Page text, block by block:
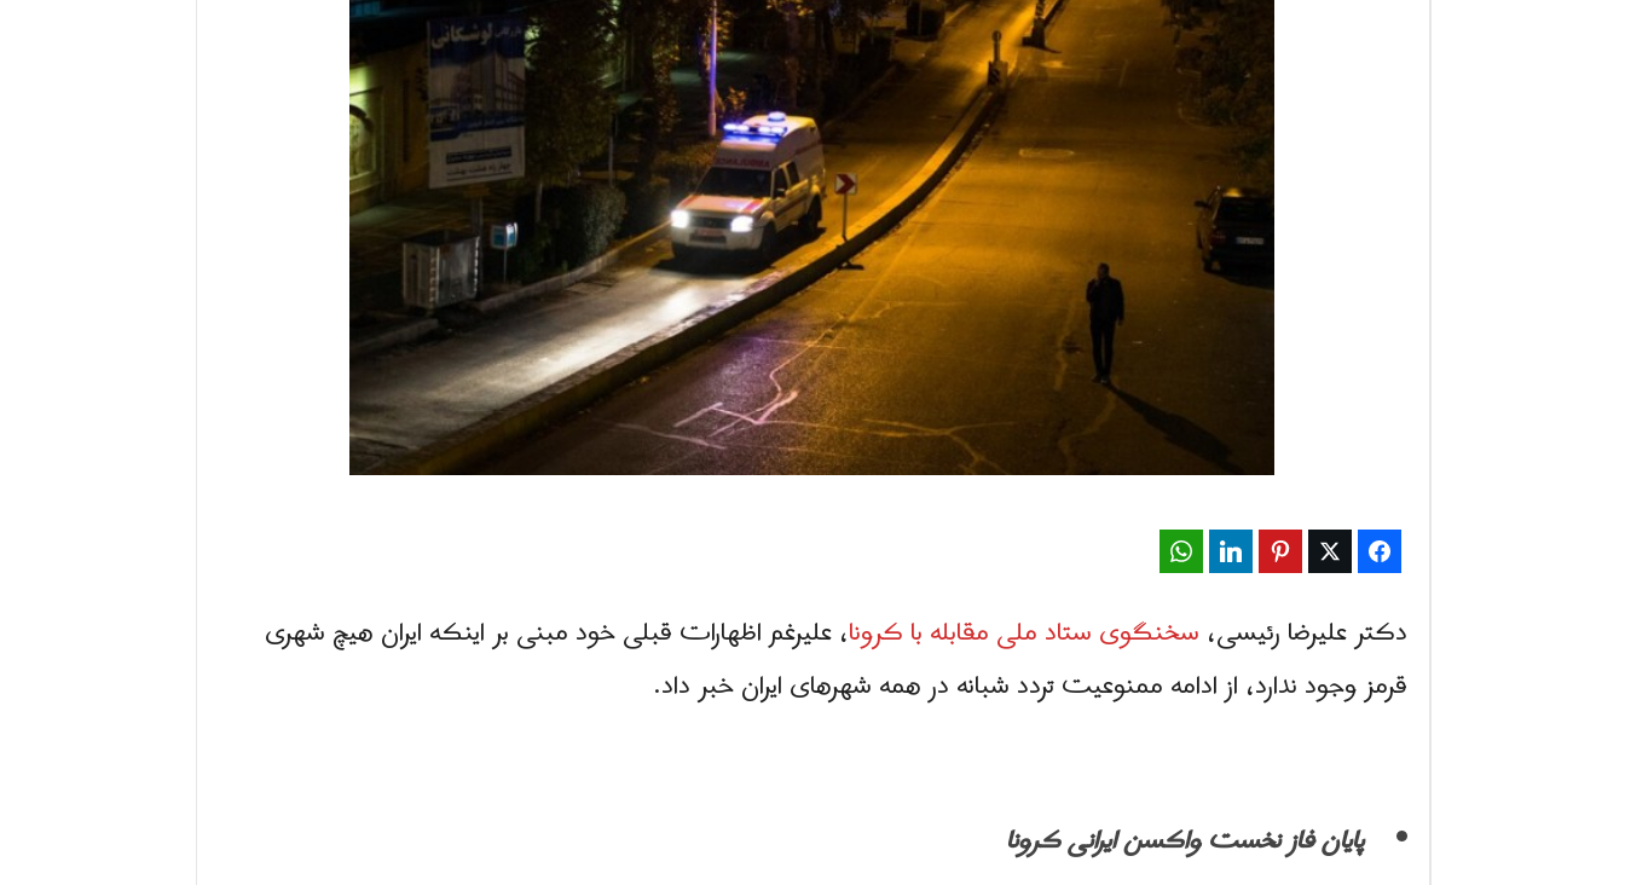
ر
س
ن
ی
Facebook
Twitter
Pinterest
LinkedIn
دکتر علیرضا رئیسی، سخنگوی ستاد ملی مقابله با کرونا، علیرغم اظهارات قبلی خود مبنی بر اینکه ایران هیچ شهری
قرمز وجود ندارد، از ادامه ممنوعیت تردد شبانه در همه شهرهای ایران خبر داد.
پایان فاز نخست واکسن ایرانی کرونا